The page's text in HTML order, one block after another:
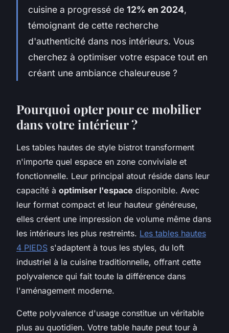
cuisine a progressé de 12% en 2024,
témoignant de cette recherche
d'authenticité dans nos intérieurs. Vous
cherchez à optimiser votre espace tout en
créant une ambiance chaleureuse ?
Pourquoi opter pour ce mobilier
dans votre intérieur ?
Les tables hautes de style bistrot transforment
n'importe quel espace en zone conviviale et
fonctionnelle. Leur principal atout réside dans leur
capacité à optimiser l'espace disponible. Avec
leur format compact et leur hauteur généreuse,
elles créent une impression de volume même dans
les intérieurs les plus restreints. Les tables hautes
4 PIEDS s'adaptent à tous les styles, du loft
industriel à la cuisine traditionnelle, offrant cette
polyvalence qui fait toute la différence dans
l'aménagement moderne.
Cette polyvalence d'usage constitue un véritable
plus au quotidien. Votre table haute peut tour à